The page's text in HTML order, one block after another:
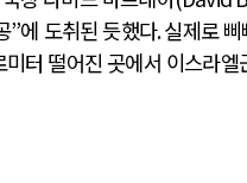
”에 도취된 듯했다.실제로
터 떨어진 곳에서 이스라